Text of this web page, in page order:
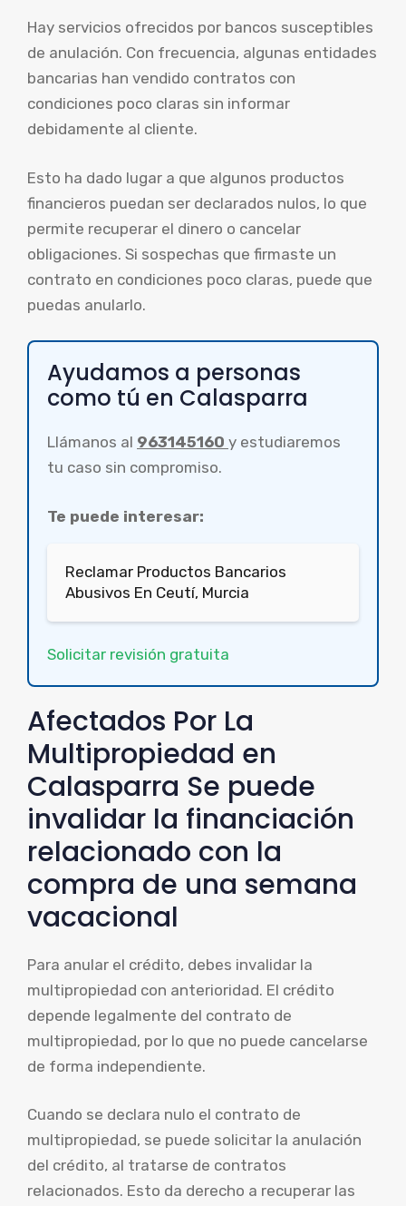
Hay servicios ofrecidos por bancos susceptibles
de anulación. Con frecuencia, algunas entidades
bancarias han vendido contratos con
condiciones poco claras sin informar
debidamente al cliente.
Esto ha dado lugar a que algunos productos
financieros puedan ser declarados nulos, lo que
permite recuperar el dinero o cancelar
obligaciones. Si sospechas que firmaste un
contrato en condiciones poco claras, puede que
puedas anularlo.
Ayudamos a personas
como tú en Calasparra
Llámanos al 963145160 y estudiaremos
tu caso sin compromiso.
Te puede interesar:
Reclamar Productos Bancarios
Abusivos En Ceutí, Murcia
Solicitar revisión gratuita
Afectados Por La
Multipropiedad en
Calasparra Se puede
invalidar la financiación
relacionado con la
compra de una semana
vacacional
Para anular el crédito, debes invalidar la
multipropiedad con anterioridad. El crédito
depende legalmente del contrato de
multipropiedad, por lo que no puede cancelarse
de forma independiente.
Cuando se declara nulo el contrato de
multipropiedad, se puede solicitar la anulación
del crédito, al tratarse de contratos
relacionados. Esto da derecho a recuperar las